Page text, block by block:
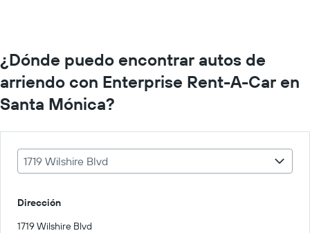
¿Dónde puedo encontrar autos de
arriendo con Enterprise Rent-A-Car en
Santa Mónica?
1719 Wilshire Blvd
Dirección
1719 Wilshire Blvd